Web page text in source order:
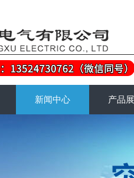
新闻中心 产品